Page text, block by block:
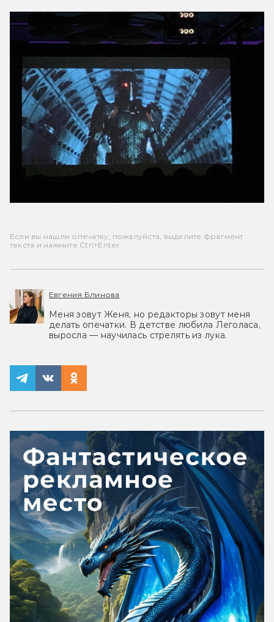
Если вы нашли опечатку, пожалуйста, выделите фрагмент
текста и нажмите Ctrl+Enter.
Евгения Блинова
Меня зовут Женя, но редакторы зовут меня
делать опечатки. В детстве любила Леголаса,
выросла — научилась стрелять из лука.